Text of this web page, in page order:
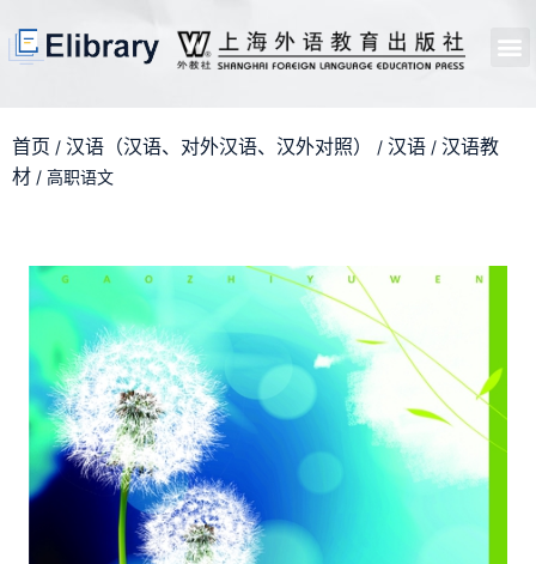
首页 / 汉语（汉语、对外汉语、汉外对照） / 汉语 / 汉语教
材 / 高职语文